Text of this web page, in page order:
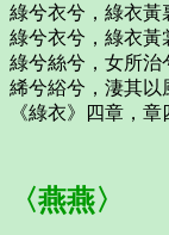
綠兮衣兮，綠衣黃
綠兮衣兮，綠衣黃
綠兮絲兮，女所治
絺兮綌兮，淒其以
《綠衣》四章，章
〈燕燕〉